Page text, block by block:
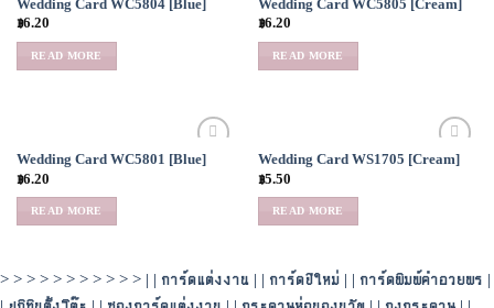
Add to
Wedding Card WC5804 [Blue]
฿6.20
READ MORE
Add to
Wedding Card WC5805 [Cream]
฿6.20
READ MORE
Add to
Wedding Card WC5801 [Blue]
฿6.20
READ MORE
Add to
Wedding Card WS1705 [Cream]
฿5.50
READ MORE
> > > > > > > > > > > | | การ์ดแต่งงาน | | การ์ดปีใหม่ | | การ์ดพิมพ์คำอวยพร |